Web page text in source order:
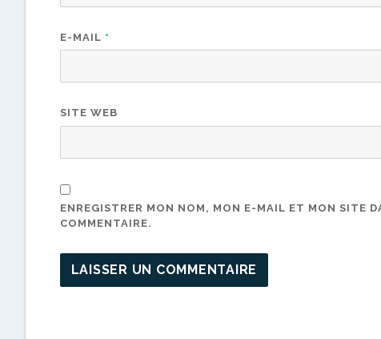
E-MAIL *
SITE WEB
ENREGISTRER MON NOM, MON E-MAIL ET MON SITE
COMMENTAIRE.